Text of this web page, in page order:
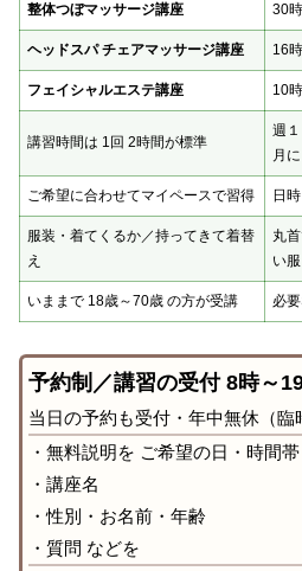
整体つぼマッサージ講座 30
ヘッドスパ チェアマッサージ講座 16
フェイシャルエステ講座 10
講習時間は 1回 2時間が標準
週
月
ご希望に合わせてマイペースで習得 日
服装・着てくるか／持ってきて着替
え
丸
い服
いままで 18歳～70歳 の方が受講 必
予約制／講習の受付 8時～
当日の予約も受付・年中無休（臨
・無料説明を ご希望の日・時間帯
・講座名
・性別・お名前・年齢
・質問 などを